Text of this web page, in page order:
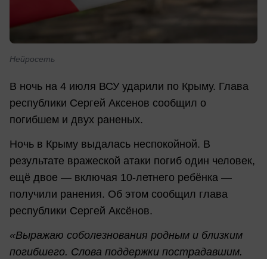
Нейросеть
В ночь на 4 июля ВСУ ударили по Крыму. Глава
республики Сергей Аксенов сообщил о
погибшем и двух раненых.
Ночь в Крыму выдалась неспокойной. В
результате вражеской атаки погиб один человек,
ещё двое — включая 10-летнего ребёнка —
получили ранения. Об этом сообщил глава
республики Сергей Аксёнов.
«Выражаю соболезнования родным и близким
погибшего. Слова поддержки пострадавшим.